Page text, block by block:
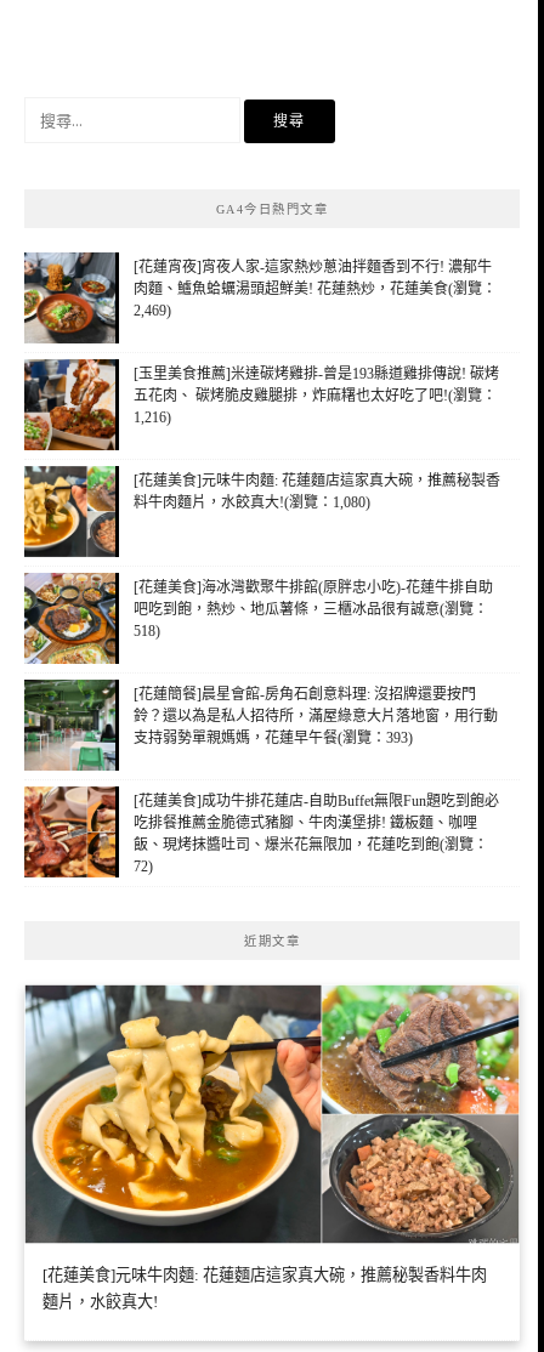
GA4今日熱門文章
[花蓮宵夜]宵夜人家-這家熱炒蔥油拌麵香到不行! 濃郁牛
肉麵、鱸魚蛤蠣湯頭超鮮美! 花蓮熱炒，花蓮美食(瀏覽：
2,469)
[玉里美食推薦]米達碳烤雞排-曾是193縣道雞排傳說! 碳烤
五花肉、 碳烤脆皮雞腿排，炸麻糬也太好吃了吧!(瀏覽：
1,216)
[花蓮美食]元味牛肉麵: 花蓮麵店這家真大碗，推薦秘製香
料牛肉麵片，水餃真大!(瀏覽：1,080)
[花蓮美食]海冰灣歡聚牛排館(原胖忠小吃)-花蓮牛排自助
吧吃到飽，熱炒、地瓜薯條，三櫃冰品很有誠意(瀏覽：
518)
[花蓮簡餐]晨星會館-房角石創意料理: 沒招牌還要按門
鈴？還以為是私人招待所，滿屋綠意大片落地窗，用行動
支持弱勢單親媽媽，花蓮早午餐(瀏覽：393)
[花蓮美食]成功牛排花蓮店-自助Buffet無限Fun題吃到飽必
吃排餐推薦金脆德式豬腳、牛肉漢堡排! 鐵板麵、咖哩
飯、現烤抹醬吐司、爆米花無限加，花蓮吃到飽(瀏覽：
72)
近期文章
[花蓮美食]元味牛肉麵: 花蓮麵店這家真大碗，推薦秘製香料牛肉
麵片，水餃真大!